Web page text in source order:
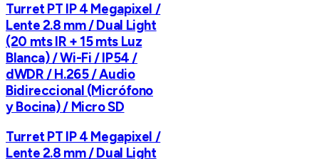
Turret PT IP 4 Megapixel /
Lente 2.8 mm / Dual Light
(20 mts IR + 15 mts Luz
Blanca) / Wi-Fi / IP54 /
dWDR / H.265 / Audio
Bidireccional (Micrófono
y Bocina) / Micro SD
Turret PT IP 4 Megapixel /
Lente 2.8 mm / Dual Light